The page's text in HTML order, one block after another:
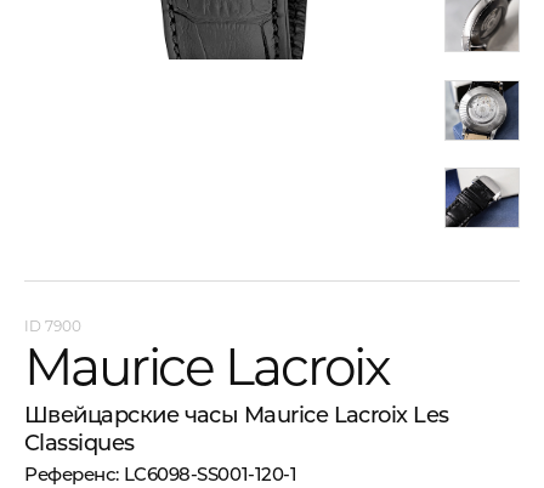
7900
Maurice Lacroix
Швейцарские часы Maurice Lacroix Les
Classiques
LC6098-SS001-120-1